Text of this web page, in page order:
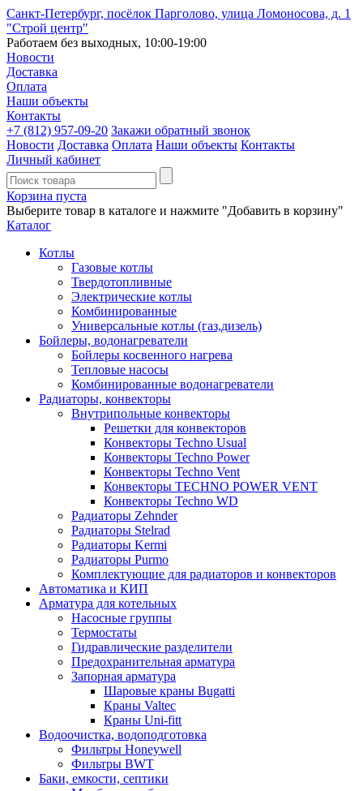
Санкт-Петербург, посёлок Парголово, улица Ломоносова, д. 1
"Строй центр"
Работаем без выходных, 10:00-19:00
Новости
Доставка
Оплата
Наши объекты
Контакты
+7 (812) 957-09-20 Закажи обратный звонок
Новости Доставка Оплата Наши объекты Контакты
Личный кабинет
Корзина пуста
Выберите товар в каталоге и нажмите "Добавить в корзину"
Каталог
Котлы
Газовые котлы
Твердотопливные
Электрические котлы
Комбинированные
Универсальные котлы (газ,дизель)
Бойлеры, водонагреватели
Бойлеры косвенного нагрева
Тепловые насосы
Комбинированные водонагреватели
Радиаторы, конвекторы
Внутрипольные конвекторы
Решетки для конвекторов
Конвекторы Techno Usual
Конвекторы Techno Power
Конвекторы Techno Vent
Конвекторы TECHNO POWER VENT
Конвекторы Techno WD
Радиаторы Zehnder
Радиаторы Stelrad
Радиаторы Kermi
Радиаторы Purmo
Комплектующие для радиаторов и конвекторов
Автоматика и КИП
Арматура для котельных
Насосные группы
Термостаты
Гидравлические разделители
Предохранительная арматура
Запорная арматура
Шаровые краны Bugatti
Краны Valtec
Краны Uni-fitt
Водоочистка, водоподготовка
Фильтры Honeywell
Фильтры BWT
Баки, емкости, септики